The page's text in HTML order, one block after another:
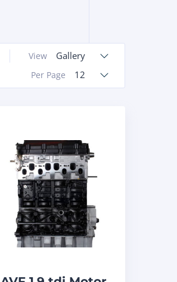
View Gallery
Per Page 12